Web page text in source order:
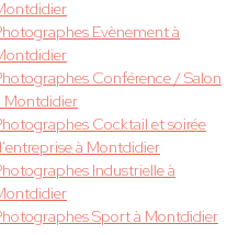
Evènement à
Conférence / Salon
Montdidier
Cocktail et soirée
à Montdidier
Industrielle à
Sport à Montdidier